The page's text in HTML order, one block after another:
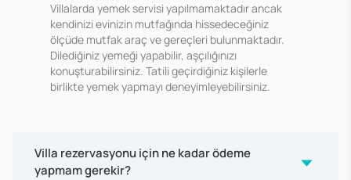
Villalarda yemek servisi yapılmamaktadır ancak
kendinizi evinizin mutfağında hissedeceğiniz
ölçüde mutfak araç ve gereçleri bulunmaktadır.
Dilediğiniz yemeği yapabilir, aşçılığınızı
konuşturabilirsiniz. Tatili geçirdiğiniz kişilerle
birlikte yemek yapmayı deneyimleyebilirsiniz.
Villa rezervasyonu için ne kadar ödeme
yapmam gerekir?